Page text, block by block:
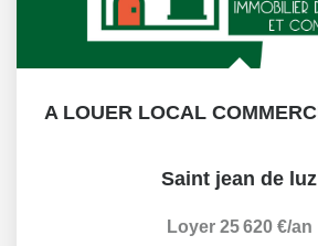
Saint jean de luz
Loyer 25 620 €/an